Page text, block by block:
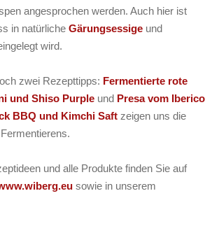
angesprochen werden. Auch hier ist
in natürliche Gärungsessige und
wird.
zwei Rezepttipps: Fermentierte rote
und Shiso Purple und Presa vom Iberico
BBQ und Kimchi Saft zeigen uns die
und alle Produkte finden Sie auf
sowie in unserem